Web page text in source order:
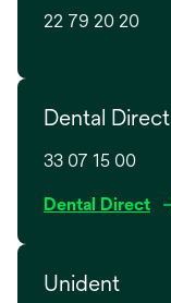
22 79 20 20
Dental Direct
33 07 15 00
Dental Directo
Unident